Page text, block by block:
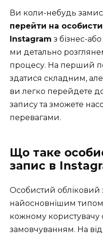
Ви коли-небудь
перейти на
Instagram з бізнес-
ми детально
процесу. На перший
здатися складним,
ви легко перейдете
запису та зможете
перевагами.
Що таке
запис в
Особистий обліковий
найосновнішим типом
кожному користувачу
замовчуванням. На